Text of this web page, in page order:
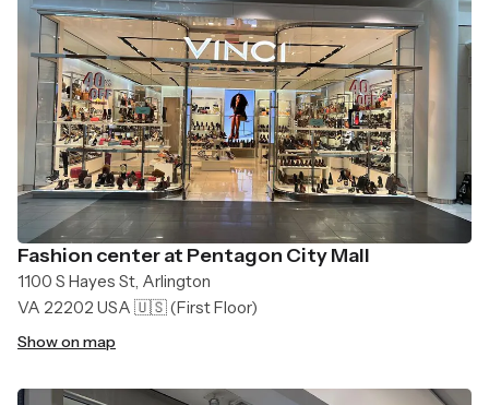
Fashion center at Pentagon City Mall
1100 S Hayes St, Arlington
VA 22202 USA 🇺🇸(First Floor)
Show on map